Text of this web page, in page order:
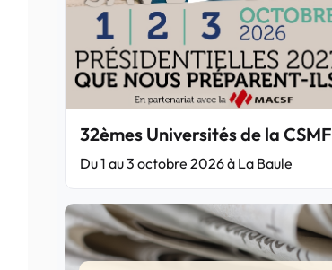
32èmes Universités de la CSMF
Du 1 au 3 octobre 2026 à La Baule